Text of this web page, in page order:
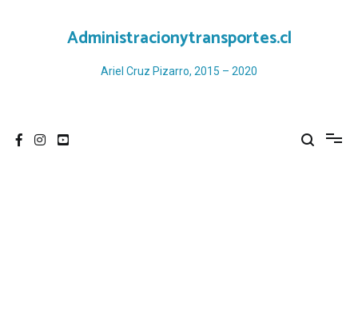
Administracionytransportes.cl
Ariel Cruz Pizarro, 2015 – 2020